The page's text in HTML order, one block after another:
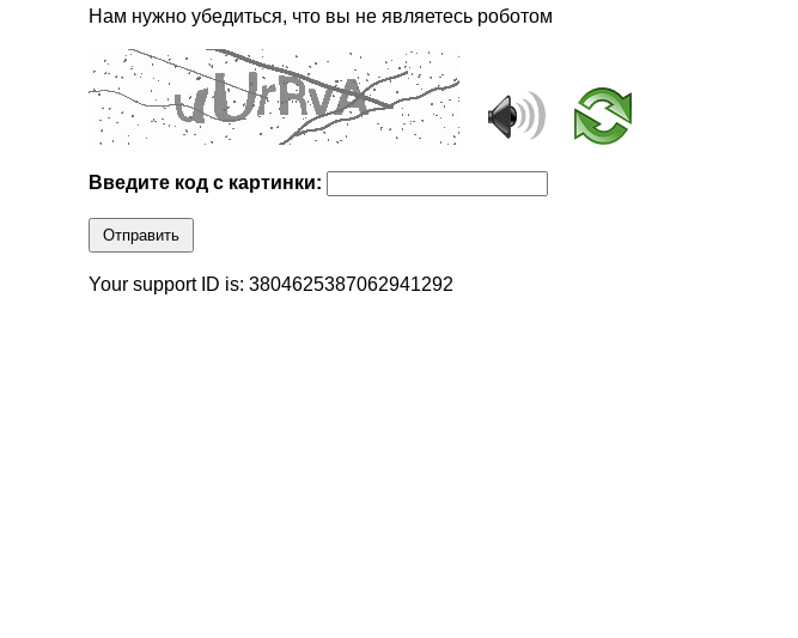
Нам нужно убедиться, что вы не являетесь роботом
Введите код с картинки:
Отправить
Your support ID is: 3804625387062941292